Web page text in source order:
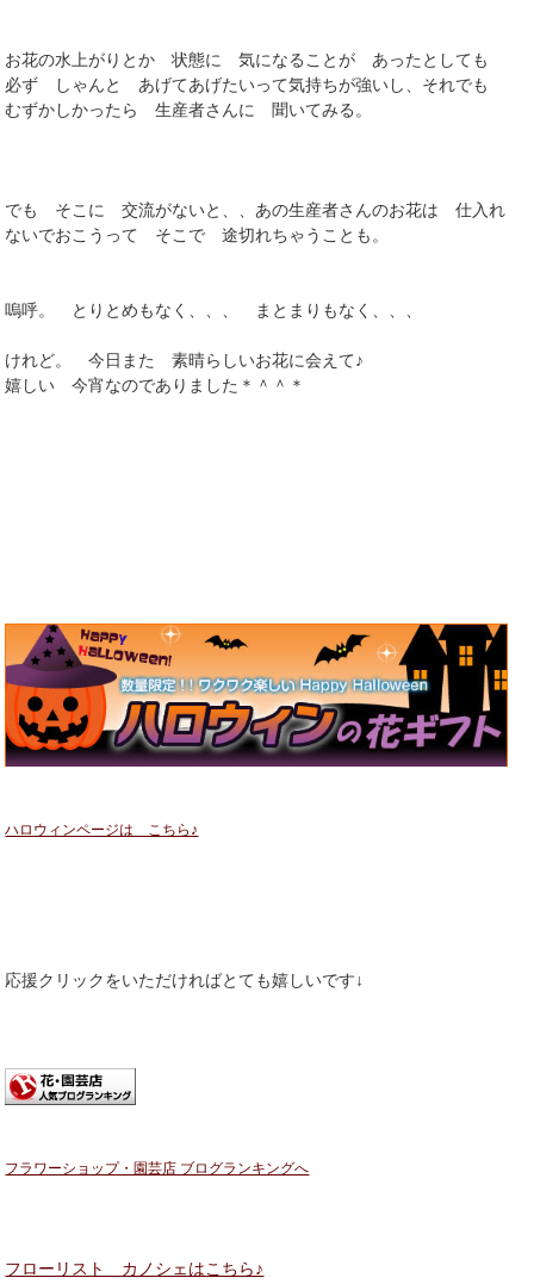
お花の水上がりとか 状態に 気になることが あったとしても
必ず しゃんと あげてあげたいって気持ちが強いし、それでも
むずかしかったら 生産者さんに 聞いてみる。
でも そこに 交流がないと、、あの生産者さんのお花は 仕入れ
ないでおこうって そこで 途切れちゃうことも。
嗚呼。 とりとめもなく、、、 まとまりもなく、、、
けれど。 今日また 素晴らしいお花に会えて♪
嬉しい 今宵なのでありました＊＾＾＊
ハロウィンページは こちら♪
応援クリックをいただければとても嬉しいです↓
フラワーショップ・園芸店 ブログランキングへ
フローリスト カノシェはこちら♪